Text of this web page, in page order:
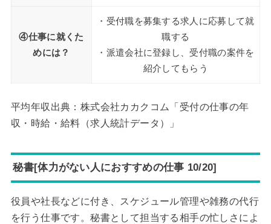
④仕事に就くた
めには？
・受付職を募集する求人に応募して就
職する
・派遣会社に登録し、受付職の案件を
紹介してもらう
平均年収出典：株式会社カカクコム「受付の仕事の年
収・時給・給料（求人統計データ）」
秘書[体力がない人におすすめの仕事 10/20]
役員や社長などに付き、スケジュール管理や雑務の代行
を行う仕事です。秘書として担当する相手の忙しさによ